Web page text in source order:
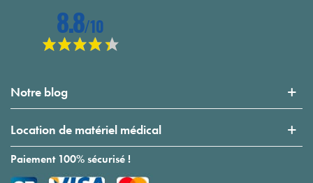
Notre blog
Location de matériel médical
Paiement 100% sécurisé !